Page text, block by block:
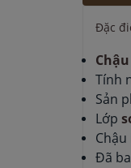
Đặc
Tính
Sản
Lớp
Đã